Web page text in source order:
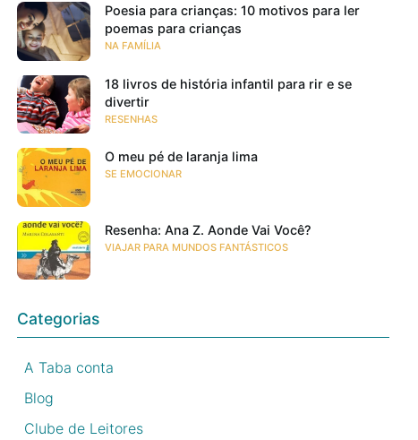
Poesia para crianças: 10 motivos para ler
poemas para crianças
NA FAMÍLIA
18 livros de história infantil para rir e se
divertir
RESENHAS
O meu pé de laranja lima
SE EMOCIONAR
Resenha: Ana Z. Aonde Vai Você?
VIAJAR PARA MUNDOS FANTÁSTICOS
Categorias
A Taba conta
Blog
Clube de Leitores